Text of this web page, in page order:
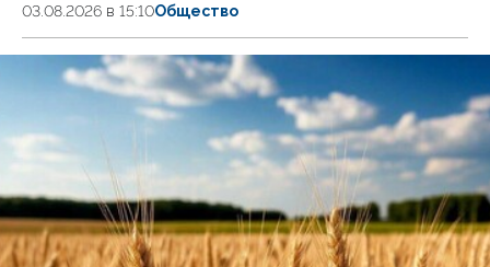
03.08.2026 в 15:10Общество